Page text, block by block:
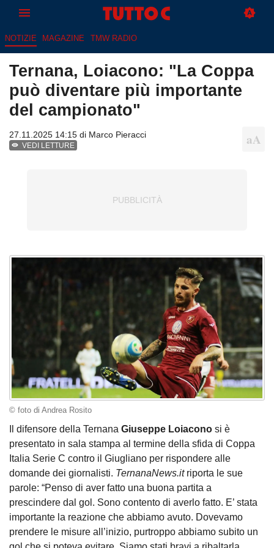
NOTIZIE MAGAZINE TMW RADIO
Ternana, Loiacono: "La Coppa
può diventare più importante
del campionato"
27.11.2025 14:15 di Marco Pieracci
VEDI LETTURE
© foto di Andrea Rosito
Il difensore della Ternana Giuseppe Loiacono si è
presentato in sala stampa al termine della sfida di Coppa
Italia Serie C contro il Giugliano per rispondere alle
domande dei giornalisti. TernanaNews.itriporta le sue
parole: “Penso di aver fatto una buona partita a
prescindere dal gol. Sono contento di averlo fatto. E’ stata
importante la reazione che abbiamo avuto. Dovevamo
prendere le misure all’inizio, purtroppo abbiamo subito un